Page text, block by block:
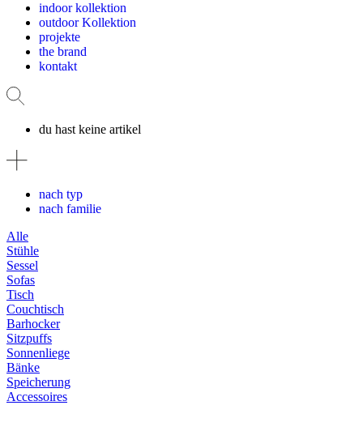
indoor kollektion
outdoor Kollektion
projekte
the brand
kontakt
du hast keine artikel
nach typ
nach familie
Alle
Stühle
Sessel
Sofas
Tisch
Couchtisch
Barhocker
Sitzpuffs
Sonnenliege
Bänke
Speicherung
Accessoires